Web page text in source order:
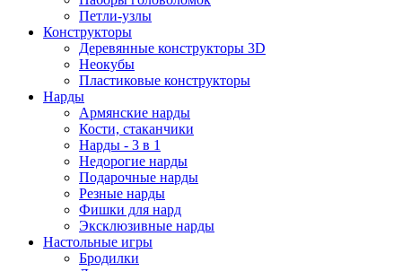
Петли-узлы
Конструкторы
Деревянные конструкторы 3D
Неокубы
Пластиковые конструкторы
Нарды
Армянские нарды
Кости, стаканчики
Нарды - 3 в 1
Недорогие нарды
Подарочные нарды
Резные нарды
Фишки для нард
Эксклюзивные нарды
Настольные игры
Бродилки